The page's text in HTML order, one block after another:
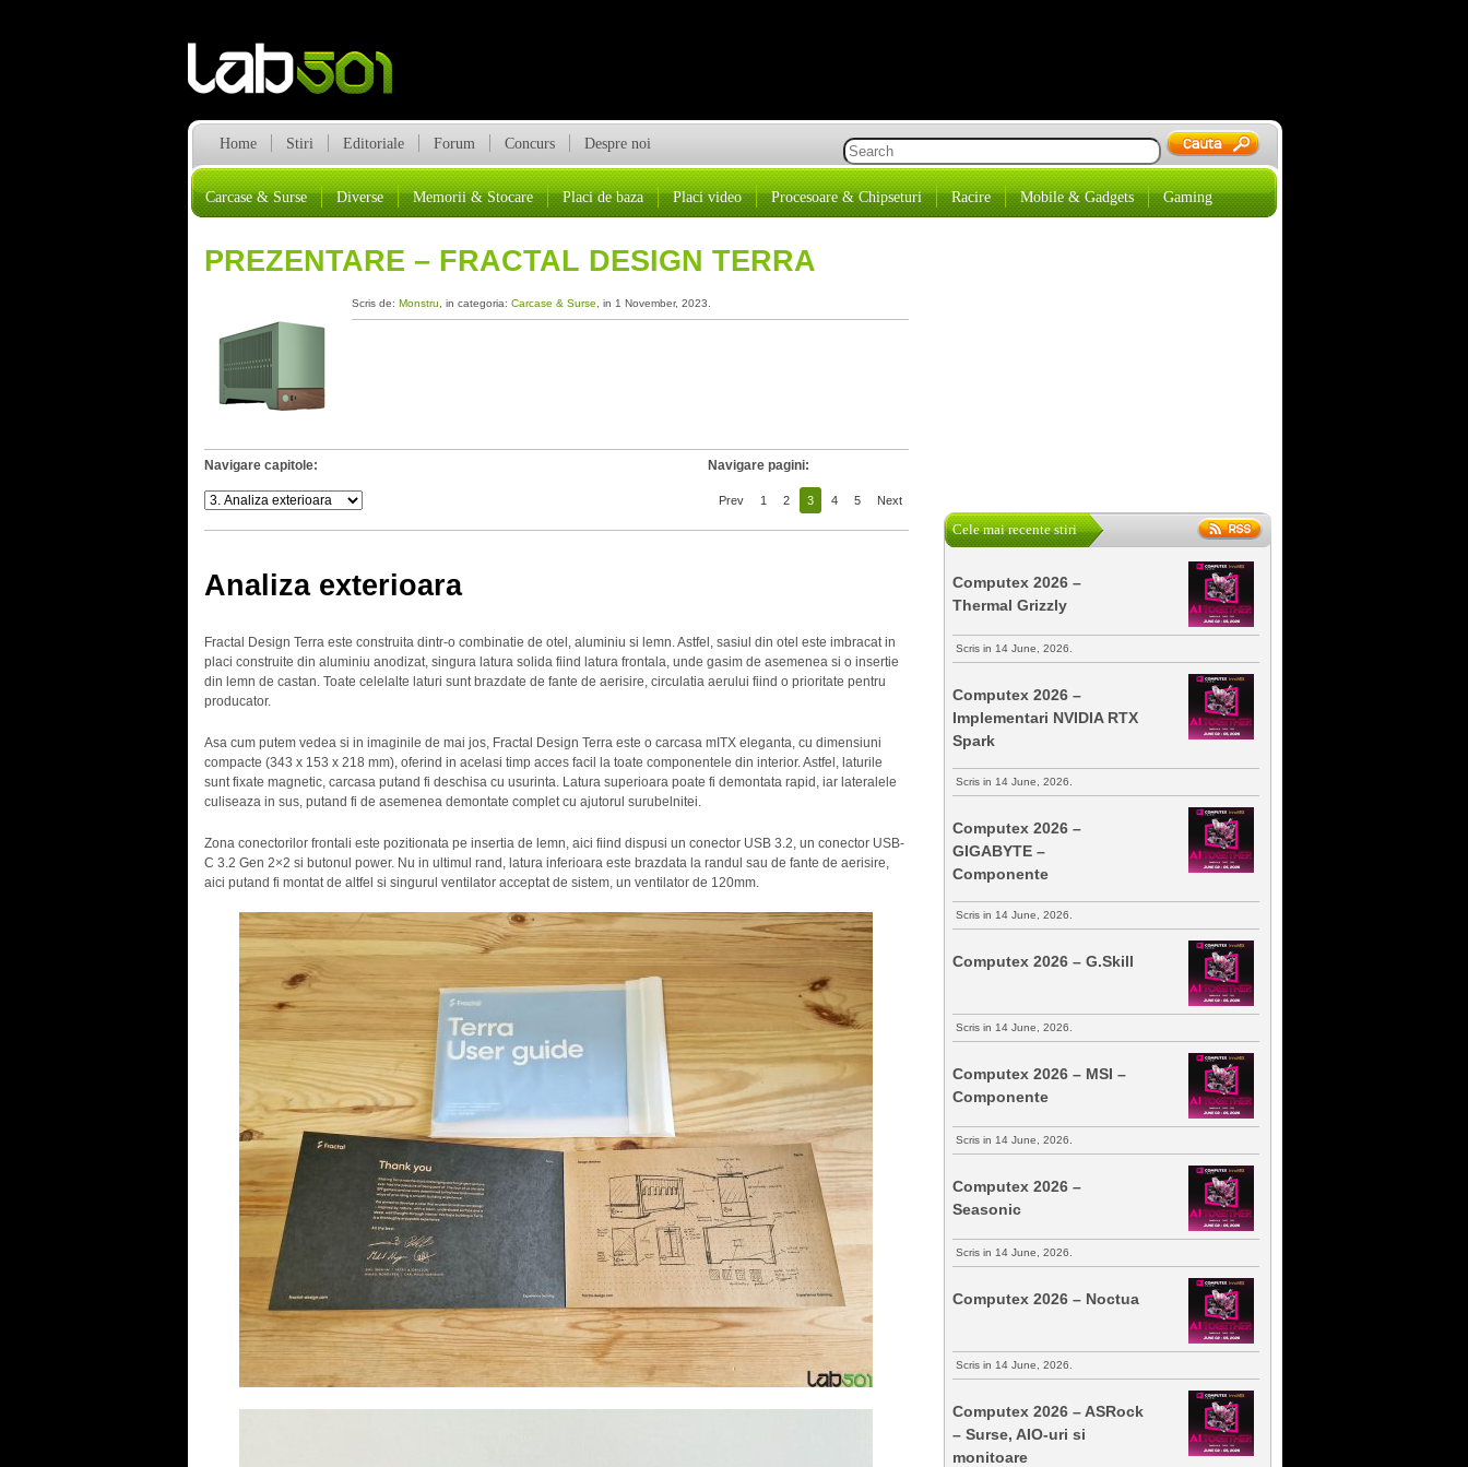
Home Stiri Editoriale Forum Concurs Despre noi
Carcase & Surse Diverse Memorii & Stocare Placi de baza Placi video Procesoare & Chipseturi Racire Mobile & Gadgets Gaming
PREZENTARE – FRACTAL DESIGN TERRA
Scris de: Monstru , in categoria: Carcase & Surse , in 1 November, 2023.
Navigare capitole: Navigare pagini:
Prev 1 2 3 4 5 Next
Analiza exterioara
Fractal Design Terra este construita dintr-o combinatie de otel, aluminiu si lemn. Astfel, sasiul din otel este imbracat in
placi construite din aluminiu anodizat, singura latura solida fiind latura frontala, unde gasim de asemenea si o insertie
din lemn de castan. Toate celelalte laturi sunt brazdate de fante de aerisire, circulatia aerului fiind o prioritate pentru
producator.
Asa cum putem vedea si in imaginile de mai jos, Fractal Design Terra este o carcasa mITX eleganta, cu dimensiuni
compacte (343 x 153 x 218 mm), oferind in acelasi timp acces facil la toate componentele din interior. Astfel, laturile
sunt fixate magnetic, carcasa putand fi deschisa cu usurinta. Latura superioara poate fi demontata rapid, iar lateralele
culiseaza in sus, putand fi de asemenea demontate complet cu ajutorul surubelnitei.
Zona conectorilor frontali este pozitionata pe insertia de lemn, aici fiind dispusi un conector USB 3.2, un conector USB-
C 3.2 Gen 2×2 si butonul power. Nu in ultimul rand, latura inferioara este brazdata la randul sau de fante de aerisire,
aici putand fi montat de altfel si singurul ventilator acceptat de sistem, un ventilator de 120mm.
Cele mai recente stiri
Computex 2026 –
Thermal Grizzly
Scris in 14 June, 2026.
Computex 2026 –
Implementari NVIDIA RTX
Spark
Scris in 14 June, 2026.
Computex 2026 –
GIGABYTE –
Componente
Scris in 14 June, 2026.
Computex 2026 – G.Skill
Scris in 14 June, 2026.
Computex 2026 – MSI –
Componente
Scris in 14 June, 2026.
Computex 2026 –
Seasonic
Scris in 14 June, 2026.
Computex 2026 – Noctua
Scris in 14 June, 2026.
Computex 2026 – ASRock
– Surse, AIO-uri si
monitoare